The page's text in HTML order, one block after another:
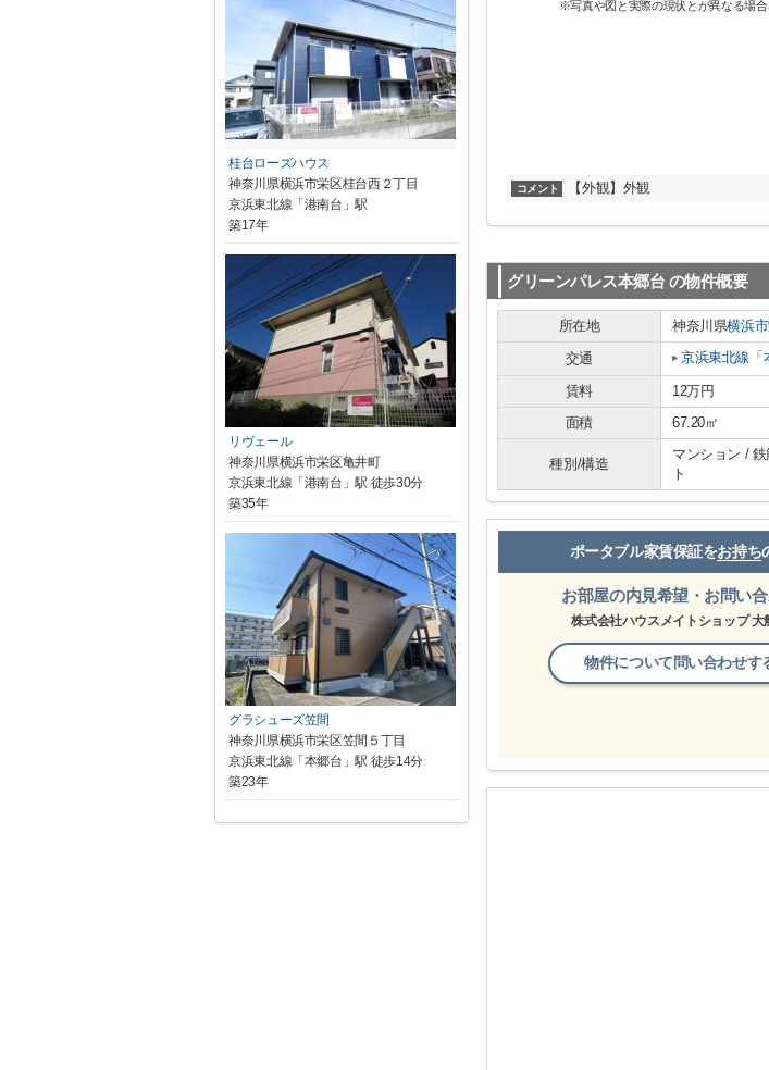
※写真や図と実際の現状とが異なる場
コメント 【外観】外観
グリーンパレス本郷台 の物件概要
所在地 神奈川県横浜
交通
京浜東北線 「
賃料 12万円
面積
67.20㎡
種別/構造
マンション /
ト
ポータブル家賃保証をお持ち
お部屋の内見希望・お問い
株式会社ハウスメイトショップ 大
物件について問い合わせす
桂台ローズハウス
神奈川県横浜市栄区桂台西２丁目
京浜東北線「港南台」駅
築17年
リヴェール
神奈川県横浜市栄区亀井町
京浜東北線「港南台」駅 徒歩30分
築35年
グラシューズ笠間
神奈川県横浜市栄区笠間５丁目
京浜東北線「本郷台」駅 徒歩14分
築23年